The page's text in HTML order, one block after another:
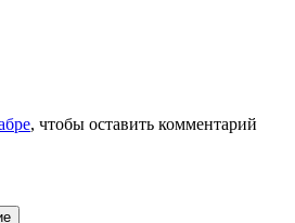
, чтобы оставить комментарий